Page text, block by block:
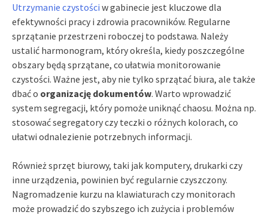
Utrzymanie czystości w gabinecie jest kluczowe dla
efektywności pracy i zdrowia pracowników. Regularne
sprzątanie przestrzeni roboczej to podstawa. Należy
ustalić harmonogram, który określa, kiedy poszczególne
obszary będą sprzątane, co ułatwia monitorowanie
czystości. Ważne jest, aby nie tylko sprzątać biura, ale także
dbać o organizację dokumentów. Warto wprowadzić
system segregacji, który pomoże uniknąć chaosu. Można np.
stosować segregatory czy teczki o różnych kolorach, co
ułatwi odnalezienie potrzebnych informacji.
Również sprzęt biurowy, taki jak komputery, drukarki czy
inne urządzenia, powinien być regularnie czyszczony.
Nagromadzenie kurzu na klawiaturach czy monitorach
może prowadzić do szybszego ich zużycia i problemów